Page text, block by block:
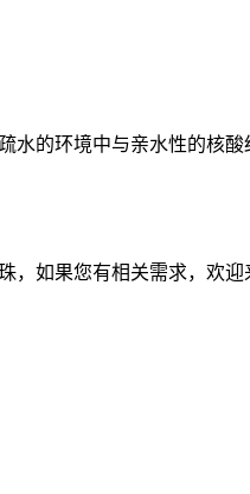
的环境中与亲水性的核酸
如果您有相关需求，欢迎